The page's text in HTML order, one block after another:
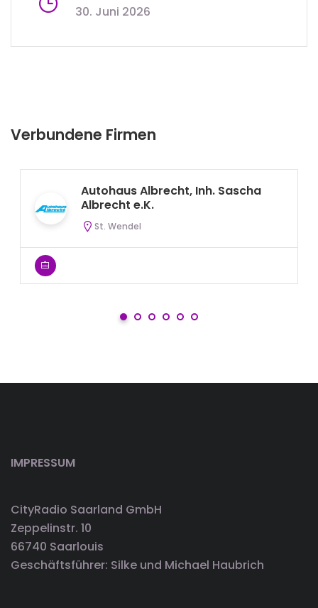
30. Juni 2026
Verbundene Firmen
Autohaus Albrecht, Inh. Sascha
Albrecht e.K.
St. Wendel
IMPRESSUM
CityRadio Saarland GmbH
Zeppelinstr. 10
66740 Saarlouis
Geschäftsführer: Silke und Michael Haubrich